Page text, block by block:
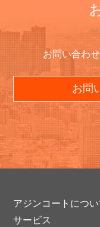
お問い合わ
お問
アジンコートについ
サービス